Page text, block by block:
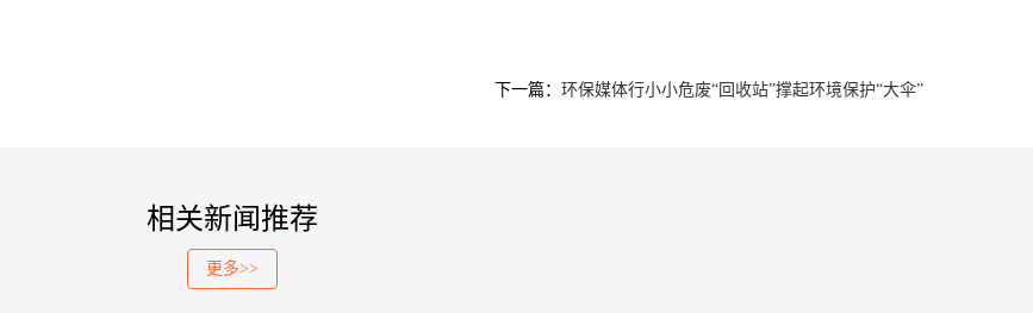
下一篇： 环保媒体行小小危废“回收站”撑起环境保护“大伞”
相关新闻推荐
更多>>